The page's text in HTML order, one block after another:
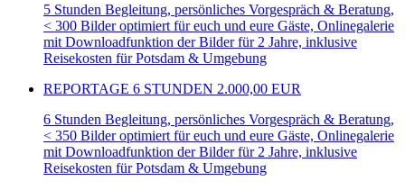
5 Stunden Begleitung, persönliches Vorgespräch & Beratung,
< 300 Bilder optimiert für euch und eure Gäste, Onlinegalerie
mit Downloadfunktion der Bilder für 2 Jahre, inklusive
Reisekosten für Potsdam & Umgebung
REPORTAGE 6 STUNDEN 2.000,00 EUR
6 Stunden Begleitung, persönliches Vorgespräch & Beratung,
< 350 Bilder optimiert für euch und eure Gäste, Onlinegalerie
mit Downloadfunktion der Bilder für 2 Jahre, inklusive
Reisekosten für Potsdam & Umgebung